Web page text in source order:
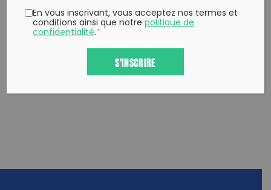
Twitterun ami
Copy to clipboard
En vous inscrivant, vous acceptez nos termes et
conditions ainsi que notrepolitique de
confidentialité.*
S'INSCRIRE